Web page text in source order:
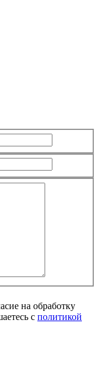
на обработку
с политикой